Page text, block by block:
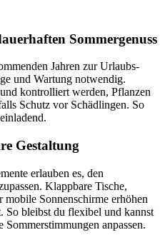
Sommergenuss
Jahren zur Urlaubs-
und Wartung notwendig.
kontrolliert werden, Pflanzen
Schutz vor Schädlingen. So
Gestaltung
erlauben es, den
Klappbare Tische,
mobile Sonnenschirme erhöhen
bleibst du flexibel und kannst
anpassen.